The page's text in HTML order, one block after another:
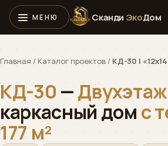
Сканди ЭкоДом
Главная / Каталог проектов / КД-30 |
КД-30 —
каркасный дом с
177 м²